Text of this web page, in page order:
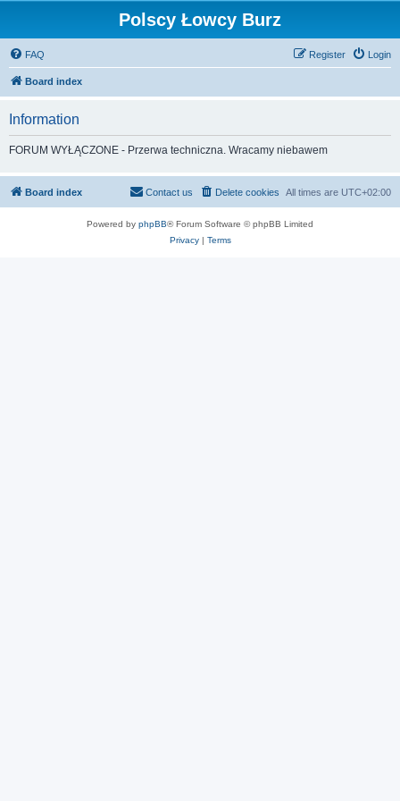
Polscy Łowcy Burz
FAQ Login
Register
Board index
Information
FORUM WYŁĄCZONE - Przerwa techniczna. Wracamy niebawem
Board index All times are UTC+02:00
Delete cookies
Contact us
Powered by phpBB® Forum Software © phpBB Limited
Privacy| Terms